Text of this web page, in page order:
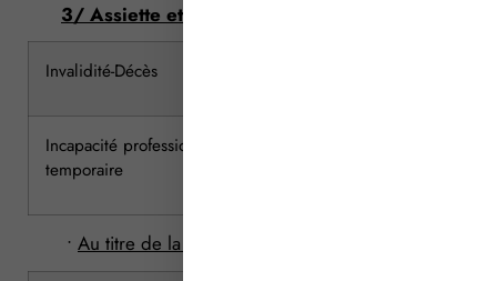
3/ Assiette et cotisations forfaitaires
Invalidité-Décès
Incapacité professionnelle
temporaire
• Au titre de la 1ère année d’activité en 2016